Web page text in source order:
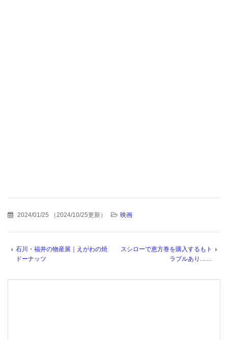
2024/01/25 （2024/10/25更新） 映画
石川・福井の物産展｜えがわの焼
ドーナッツ
スシローで恵方巻を購入するもト
ラブルあり……